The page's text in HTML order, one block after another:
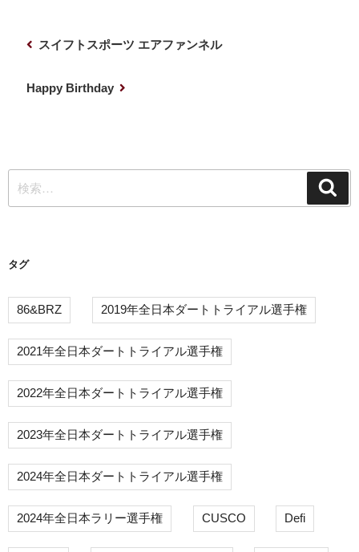
シ
ョ
スイフトスポーツ エアファンネル
Happy Birthday
索:
タグ
86&BRZ 2019年全日本ダートトライアル選手権
2021年全日本ダートトライアル選手権
2022年全日本ダートトライアル選手権
2023年全日本ダートトライアル選手権
2024年全日本ダートトライアル選手権
2024年全日本ラリー選手権 CUSCO Defi